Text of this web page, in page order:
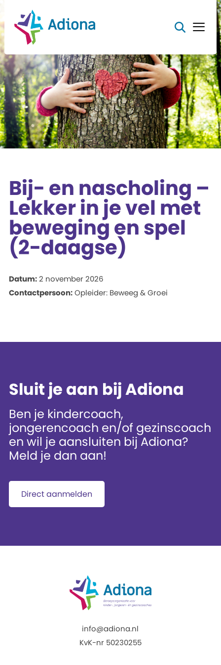
Bij- en nascholing –
Lekker in je vel met
beweging en spel
(2-daagse)
Datum:2 november 2026
Contactpersoon:Opleider: Beweeg & Groei
Sluit je aan bij Adiona
Ben je kindercoach,
jongerencoach en/of gezinscoach
en wil je aansluiten bij Adiona?
Meld je dan aan!
Direct aanmelden
info@adiona.nl
KvK-nr 50230255